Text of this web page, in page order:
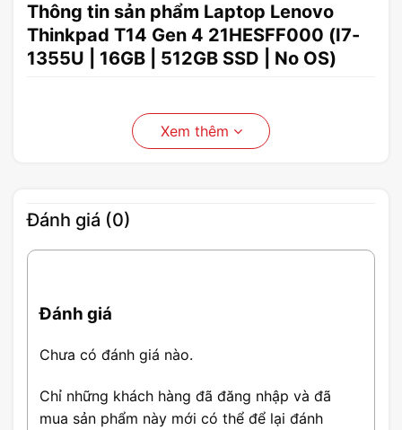
Thông tin sản phẩm Laptop Lenovo
Thinkpad T14 Gen 4 21HESFF000 (I7-
1355U | 16GB | 512GB SSD | No OS)
Xem thêm
Đánh giá (0)
Đánh giá
Chưa có đánh giá nào.
Chỉ những khách hàng đã đăng nhập và đã
mua sản phẩm này mới có thể để lại đánh